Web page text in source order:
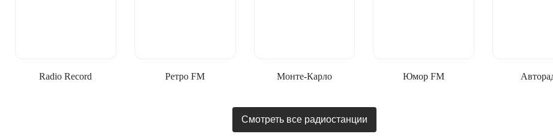
Radio Record Ретро FM Монте-Карло Юмор FM
Смотреть все радиостанции